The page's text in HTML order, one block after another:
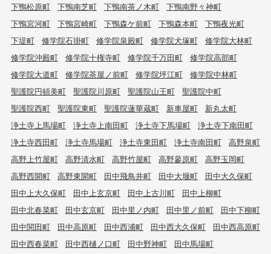
下鴨松原町
下鴨南芝町 下鴨南茶ノ木町
下鴨南野々神町
下鴨宮河町
下鴨宮崎町 下鴨森ケ前町 下鴨森本町
下鴨夜光町
下堤町
修学院石掛町 修学院泉殿町 修学院犬塚町
修学院大林町
修学院沖殿町
修学院十権寺町 修学院千万田町
修学院高部町
修学院大道町
修学院茶屋ノ前町 修学院坪江町
修学院中林町
聖護院円頓美町
聖護院川原町 聖護院山王町
聖護院中町
聖護院西町
聖護院東町 聖護院蓮華蔵町 新車屋町
新丸太町
浄土寺上馬場町
浄土寺上南田町 浄土寺下馬場町
浄土寺下南田町
浄土寺西田町
浄土寺馬場町 浄土寺東田町 浄土寺南田町
高野泉町
高野上竹屋町
高野清水町 高野竹屋町 高野蓼原町
高野玉岡町
高野西開町
高野東開町 田中飛鳥井町 田中大堰町
田中大久保町
田中上大久保町
田中上玄京町 田中上古川町
田中上柳町
田中北春菜町
田中玄京町 田中里ノ内町 田中里ノ前町
田中下柳町
田中関田町
田中高原町 田中西浦町 田中西大久保町
田中西高原町
田中西春菜町
田中西樋ノ口町 田中野神町
田中馬場町